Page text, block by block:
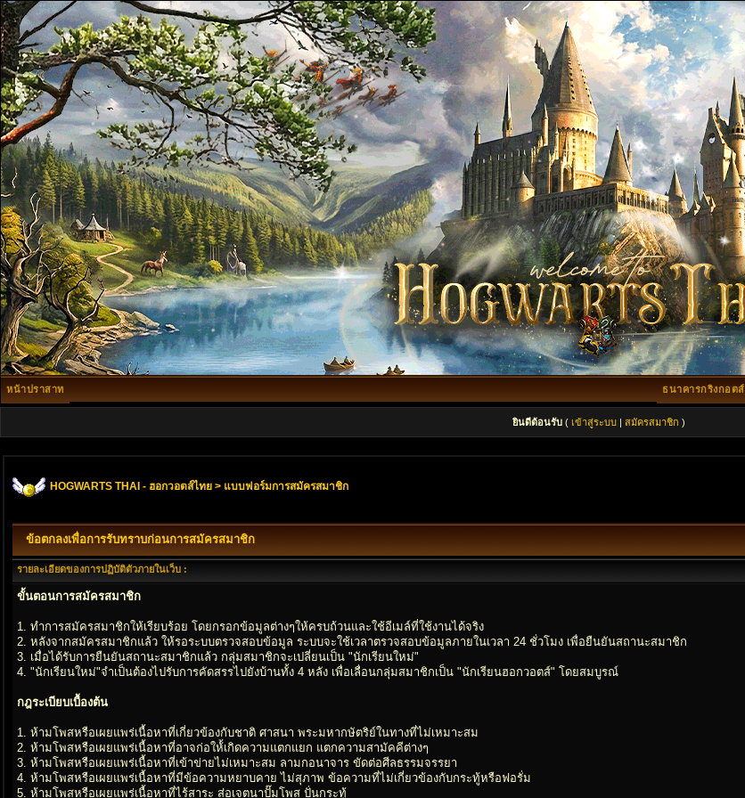
หน้าปราสาท ธนาคารกริงกอตส์
ยินดีต้อนรับ ( เข้าสู่ระบบ | สมัครสมาชิก )
HOGWARTS THAI - ฮอกวอตส์ไทย > แบบฟอร์มการสมัครสมาชิก
ข้อตกลงเพื่อการรับทราบก่อนการสมัครสมาชิก
รายละเอียดของการปฏิบัติตัวภายในเว็บ :
ขั้นตอนการสมัครสมาชิก
1. ทำการสมัครสมาชิกให้เรียบร้อย โดยกรอกข้อมูลต่างๆให้ครบถ้วนและใช้อีเมล์ที่ใช้งานได้จริง
2. หลังจากสมัครสมาชิกแล้ว ให้รอระบบตรวจสอบข้อมูล ระบบจะใช้เวลาตรวจสอบข้อมูลภายในเวลา 24 ชั่วโมง เพื่อยืนยันสถานะสมาชิก
3. เมื่อได้รับการยืนยันสถานะสมาชิกแล้ว กลุ่มสมาชิกจะเปลี่ยนเป็น "นักเรียนใหม่"
4. "นักเรียนใหม่"จำเป็นต้องไปรับการคัดสรรไปยังบ้านทั้ง 4 หลัง เพื่อเลื่อนกลุ่มสมาชิกเป็น "นักเรียนฮอกวอตส์" โดยสมบูรณ์
กฎระเบียบเบื้องต้น
1. ห้ามโพสหรือเผยแพร่เนื้อหาที่เกี่ยวข้องกับชาติ ศาสนา พระมหากษัตริย์ในทางที่ไม่เหมาะสม
2. ห้ามโพสหรือเผยแพร่เนื้อหาที่อาจก่อให้้เกิดความแตกแยก แตกความสามัคคีต่างๆ
3. ห้ามโพสหรือเผยแพร่เนื้อหาที่เข้าข่ายไม่เหมาะสม ลามกอนาจาร ขัดต่อศีลธรรมจรรยา
4. ห้ามโพสหรือเผยแพร่เนื้อหาที่มีข้อความหยาบคาย ไม่สุภาพ ข้อความที่ไม่เกี่ยวข้องกับกระทู้หรือฟอรั่ม
5. ห้ามโพสหรือเผยแพร่เนื้อหาที่ไร้สาระ ส่อเจตนาปั๊มโพส ปั่นกระทู้